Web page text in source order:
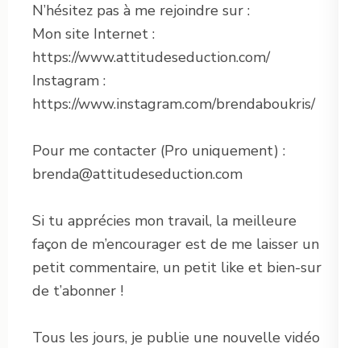
N’hésitez pas à me rejoindre sur :
Mon site Internet :
https://www.attitudeseduction.com/
Instagram :
https://www.instagram.com/brendaboukris/
Pour me contacter (Pro uniquement) :
brenda@attitudeseduction.com
Si tu apprécies mon travail, la meilleure
façon de m’encourager est de me laisser un
petit commentaire, un petit like et bien-sur
de t’abonner !
Tous les jours, je publie une nouvelle vidéo